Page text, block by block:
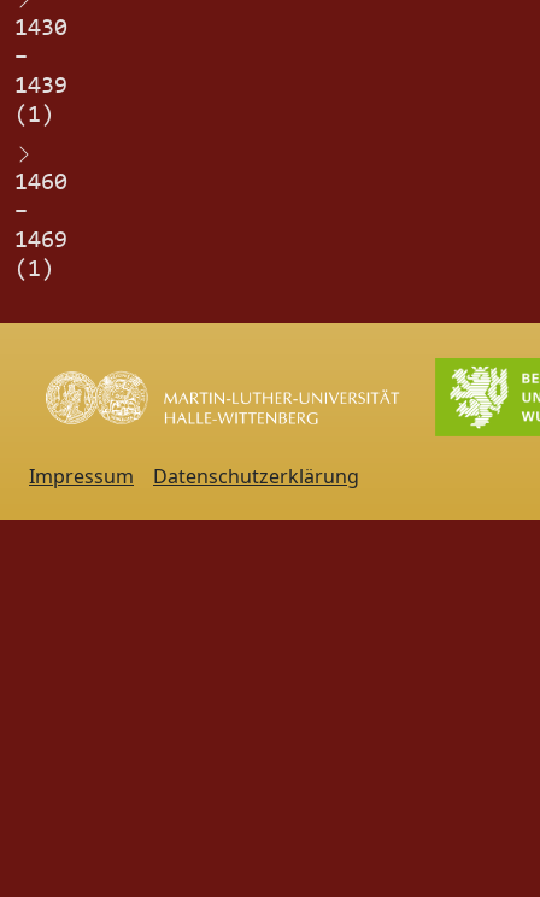
1430
–
1439
(1)
1460
–
1469
(1)
Impressum Datenschutzerklärung